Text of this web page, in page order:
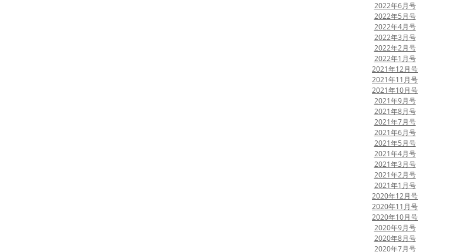
2022年6月号
​2022年5月号
​2022年4月号
​2022年3月号
2022年2月号
​2022年1月号
​2021年12月号
​2021年11月号
​2021年10月号
​2021年9月号
​2021年8月号
​2021年7月号
​2021年6月号
​2021年5月号
​2021年4月号
​2021年3月号
​2021年2月号
​2021年1月号
2020年12月号
​2020年11月号
​2020年10月号
​2020年9月号
2020年8月号
​2020年7月号